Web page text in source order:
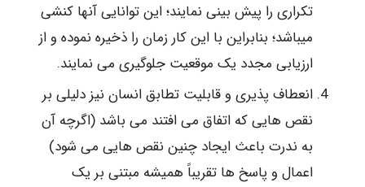
تکراری را پیش بینی نمایند؛ این توانایی آنها کنشی
میباشد؛ بنابراین با این کار زمان را ذخیره نموده و از
ارزیابی مجدد یک موقعیت جلوگیری می نمایند.
انعطاف پذیری و قابلیت تطابق انسان نیز دلیلی بر
نقص هایی که اتفاق می افتند می باشد (اگرچه آن
به ندرت باعث ایجاد چنین نقص هایی می شود)
اعمال و پاسخ ها تقریباً همیشه مبتنی بر یک